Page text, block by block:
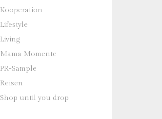
Kooperation
Lifestyle
Living
Mama Momente
PR-Sample
Reisen
Shop until you drop